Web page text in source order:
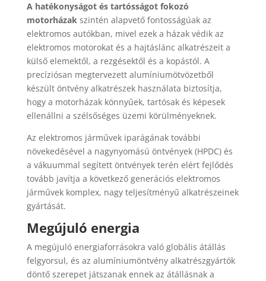
A hatékonyságot és tartósságot fokozó
motorházakszintén alapvető fontosságúak az
elektromos autókban, mivel ezek a házak védik az
elektromos motorokat és a hajtáslánc alkatrészeit a
külső elemektől, a rezgésektől és a kopástól. A
precíziósan megtervezett alumíniumötvözetből
készült öntvény alkatrészek használata biztosítja,
hogy a motorházak könnyűek, tartósak és képesek
ellenállni a szélsőséges üzemi körülményeknek.
Az elektromos járművek iparágának további
növekedésével a nagynyomású öntvények (HPDC) és
a vákuummal segített öntvények terén elért fejlődés
tovább javítja a következő generációs elektromos
járművek komplex, nagy teljesítményű alkatrészeinek
gyártását.
Megújuló energia
A megújuló energiaforrásokra való globális átállás
felgyorsul, és az alumíniumöntvény alkatrészgyártók
döntő szerepet játszanak ennek az átállásnak a